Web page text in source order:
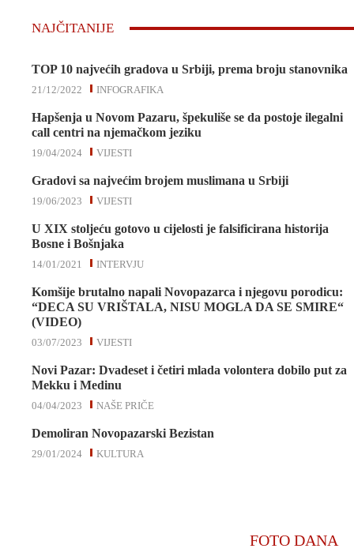
NAJČITANIJE
TOP 10 najvećih gradova u Srbiji, prema broju stanovnika
INFOGRAFIKA
21/12/2022
Hapšenja u Novom Pazaru, špekuliše se da postoje ilegalni
call centri na njemačkom jeziku
VIJESTI
19/04/2024
Gradovi sa najvećim brojem muslimana u Srbiji
VIJESTI
19/06/2023
U XIX stoljeću gotovo u cijelosti je falsificirana historija
Bosne i Bošnjaka
INTERVJU
14/01/2021
Komšije brutalno napali Novopazarca i njegovu porodicu:
“DECA SU VRIŠTALA, NISU MOGLA DA SE SMIRE“
(VIDEO)
VIJESTI
03/07/2023
Novi Pazar: Dvadeset i četiri mlada volontera dobilo put za
Mekku i Medinu
NAŠE PRIČE
04/04/2023
Demoliran Novopazarski Bezistan
KULTURA
29/01/2024
FOTO DANA